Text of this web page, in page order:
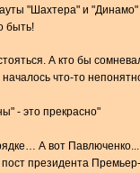
"Шахтера" и "Динамо"
быть!
А кто бы
что-то
- это прекрасно"
А вот Павлюченко...
президента